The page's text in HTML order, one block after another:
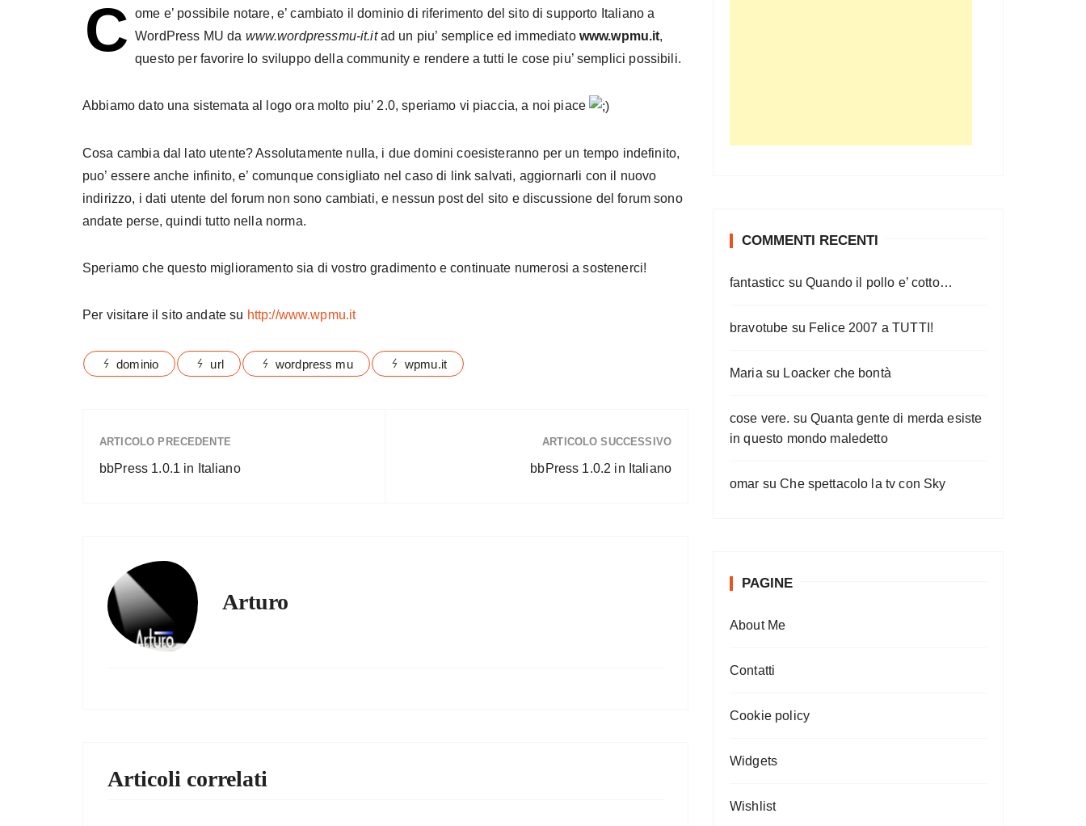
C ome e’ possibile notare, e’ cambiato il dominio di riferimento del sito di supporto Italiano a
WordPress MU da www.wordpressmu-it.itad un piu’ semplice ed immediato www.wpmu.it,
questo per favorire lo sviluppo della community e rendere a tutti le cose piu’ semplici possibili.
Abbiamo dato una sistemata al logo ora molto piu’ 2.0, speriamo vi piaccia, a noi piace
Cosa cambia dal lato utente? Assolutamente nulla, i due domini coesisteranno per un tempo indefinito,
puo’ essere anche infinito, e’ comunque consigliato nel caso di link salvati, aggiornarli con il nuovo
indirizzo, i dati utente del forum non sono cambiati, e nessun post del sito e discussione del forum sono
andate perse, quindi tutto nella norma.
Speriamo che questo miglioramento sia di vostro gradimento e continuate numerosi a sostenerci!
Per visitare il sito andate su http://www.wpmu.it
dominio url wordpress mu wpmu.it
ARTICOLO PRECEDENTE
bbPress 1.0.1 in Italiano
ARTICOLO SUCCESSIVO
bbPress 1.0.2 in Italiano
Arturo
Articoli correlati
COMMENTI RECENTI
fantasticc suQuando il pollo e’ cotto…
bravotube su Felice 2007 a TUTTI!
Maria su Loacker che bontà
cose vere. suQuanta gente di merda esiste
in questo mondo maledetto
omar suChe spettacolo la tv con Sky
PAGINE
About Me
Contatti
Cookie policy
Widgets
Wishlist